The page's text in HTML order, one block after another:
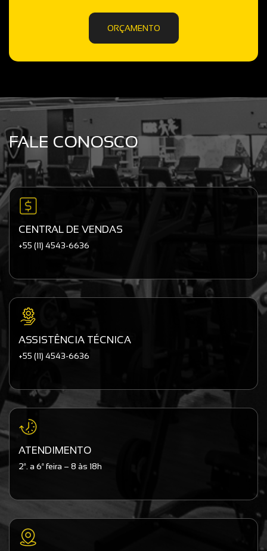
ORÇAMENTO
FALE CONOSCO
CENTRAL DE VENDAS
+55 (11) 4543-6636
ASSISTÊNCIA TÉCNICA
+55 (11) 4543-6636
ATENDIMENTO
2ª. a 6ª feira – 8 às 18h